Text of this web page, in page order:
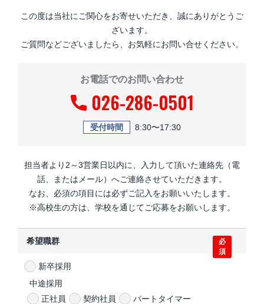
この度は当社にご関心をお寄せいただき、誠にありがとうご
ざいます。
ご質問などございましたら、お気軽にお問い合せください。
お電話でのお問い合わせ
026-286-0501
受付時間 8:30〜17:30
担当者より2～3営業日以内に、入力して頂いた連絡先（電
話、またはメール）へご連絡させていただきます。
なお、必須の項目には必ずご記入をお願いいたします。
※高校生の方は、学校を通じてご応募をお願いします。
希望職群
必
須
新卒採用
中途採用
正社員
契約社員 パートタイマー